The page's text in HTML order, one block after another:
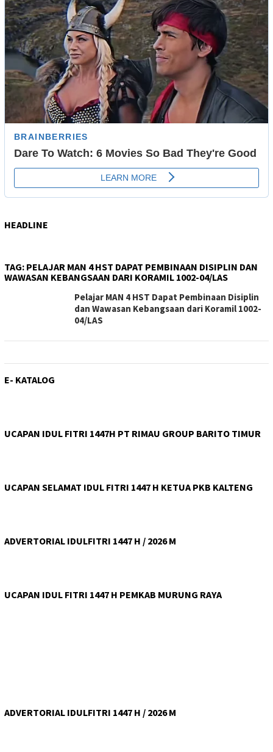
HEADLINE
TAG: PELAJAR MAN 4 HST DAPAT PEMBINAAN DISIPLIN DAN
WAWASAN KEBANGSAAN DARI KORAMIL 1002-04/LAS
Pelajar MAN 4 HST Dapat Pembinaan Disiplin
dan Wawasan Kebangsaan dari Koramil 1002-
04/LAS
E- KATALOG
UCAPAN IDUL FITRI 1447H PT RIMAU GROUP BARITO TIMUR
UCAPAN SELAMAT IDUL FITRI 1447 H KETUA PKB KALTENG
ADVERTORIAL IDULFITRI 1447 H / 2026 M
UCAPAN IDUL FITRI 1447 H PEMKAB MURUNG RAYA
ADVERTORIAL IDULFITRI 1447 H / 2026 M